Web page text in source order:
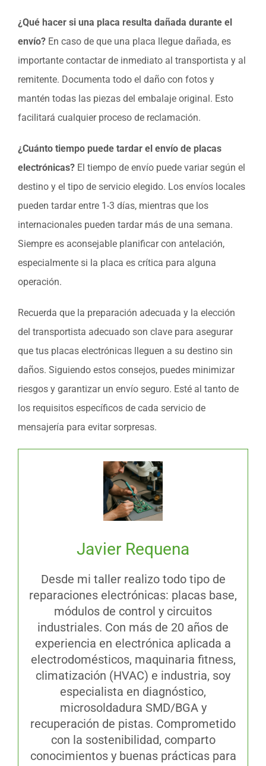
¿Qué hacer si una placa resulta dañada durante el
envío? En caso de que una placa llegue dañada, es
importante contactar de inmediato al transportista y al
remitente. Documenta todo el daño con fotos y
mantén todas las piezas del embalaje original. Esto
facilitará cualquier proceso de reclamación.
¿Cuánto tiempo puede tardar el envío de placas
electrónicas? El tiempo de envío puede variar según el
destino y el tipo de servicio elegido. Los envíos locales
pueden tardar entre 1-3 días, mientras que los
internacionales pueden tardar más de una semana.
Siempre es aconsejable planificar con antelación,
especialmente si la placa es crítica para alguna
operación.
Recuerda que la preparación adecuada y la elección
del transportista adecuado son clave para asegurar
que tus placas electrónicas lleguen a su destino sin
daños. Siguiendo estos consejos, puedes minimizar
riesgos y garantizar un envío seguro. Esté al tanto de
los requisitos específicos de cada servicio de
mensajería para evitar sorpresas.
Javier Requena
Desde mi taller realizo todo tipo de
reparaciones electrónicas: placas base,
módulos de control y circuitos
industriales. Con más de 20 años de
experiencia en electrónica aplicada a
electrodomésticos, maquinaria fitness,
climatización (HVAC) e industria, soy
especialista en diagnóstico,
microsoldadura SMD/BGA y
recuperación de pistas. Comprometido
con la sostenibilidad, comparto
conocimientos y buenas prácticas para